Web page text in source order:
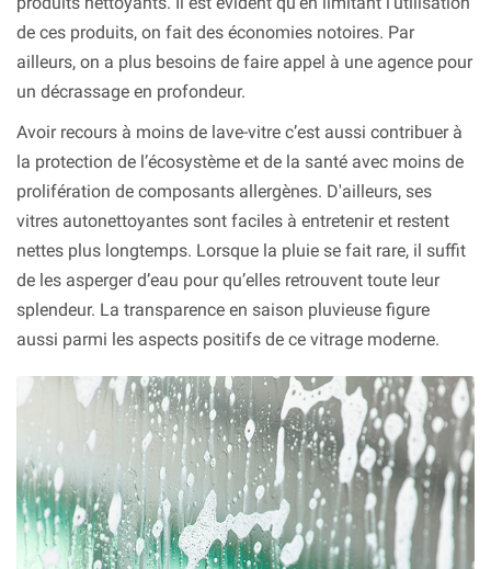
de ces produits, on fait des économies notoires. Par
ailleurs, on a plus besoins de faire appel à une agence pour
un décrassage en profondeur.
Avoir recours à moins de lave-vitre c’est aussi contribuer à
la protection de l’écosystème et de la santé avec moins de
prolifération de composants allergènes. D'ailleurs, ses
vitres autonettoyantes sont faciles à entretenir et restent
nettes plus longtemps. Lorsque la pluie se fait rare, il suffit
de les asperger d’eau pour qu’elles retrouvent toute leur
splendeur. La transparence en saison pluvieuse figure
aussi parmi les aspects positifs de ce vitrage moderne.